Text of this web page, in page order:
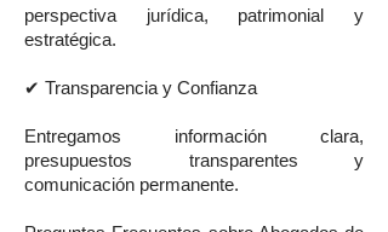
perspectiva jurídica, patrimonial y
estratégica.
✔ Transparencia y Confianza
Entregamos información clara,
presupuestos transparentes y
comunicación permanente.